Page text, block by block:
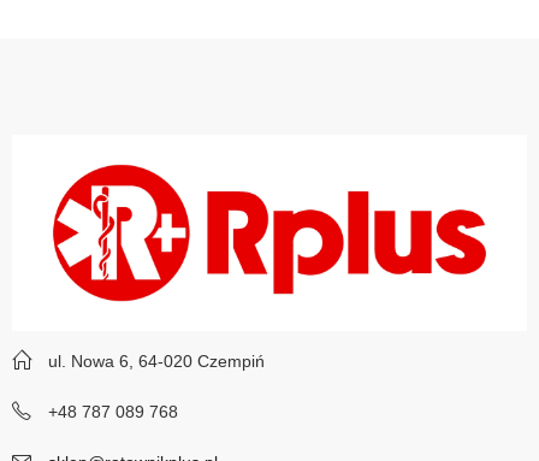
ul. Nowa 6, 64-020 Czempiń
+48 787 089 768